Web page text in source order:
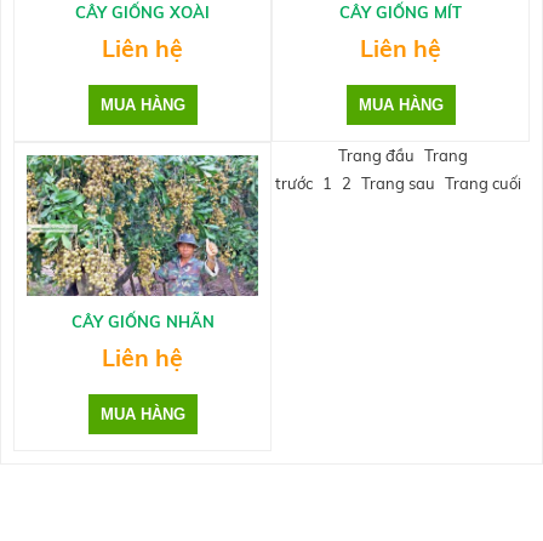
CÂY GIỐNG XOÀI
Liên hệ
CÂY GIỐNG MÍT
Liên hệ
CÂY GIỐNG NHÃN
Liên hệ
Trang đầu Trang
trước 1 2 Trang sau Trang cuối